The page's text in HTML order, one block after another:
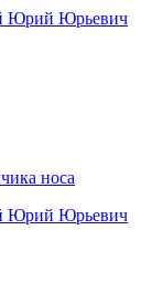
Юрий Юрьевич
носа
Юрий Юрьевич